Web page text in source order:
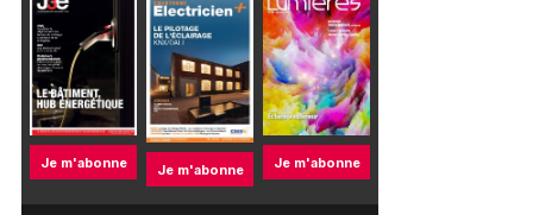
Je m'abonne Je m'abonne Je m'abonne